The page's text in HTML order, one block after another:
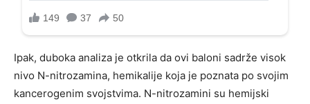
Ipak, duboka analiza je otkrila da ovi baloni sadrže visok
nivo N-nitrozamina, hemikalije koja je poznata po svojim
kancerogenim svojstvima. N-nitrozamini su hemijski